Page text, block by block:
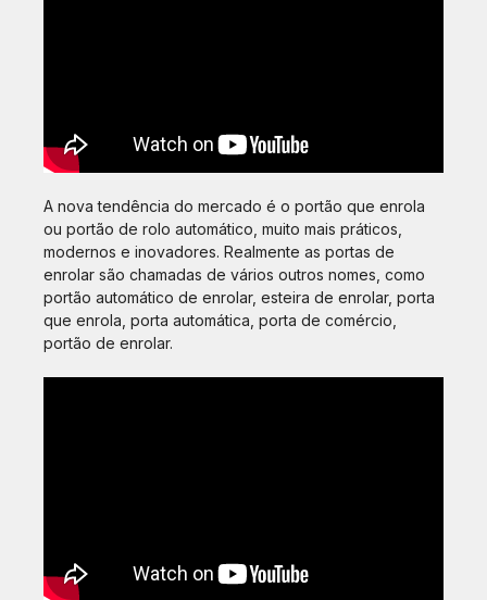
A nova tendência do mercado é o portão que enrola
ou portão de rolo automático, muito mais práticos,
modernos e inovadores. Realmente as portas de
enrolar são chamadas de vários outros nomes, como
portão automático de enrolar, esteira de enrolar, porta
que enrola, porta automática, porta de comércio,
portão de enrolar.